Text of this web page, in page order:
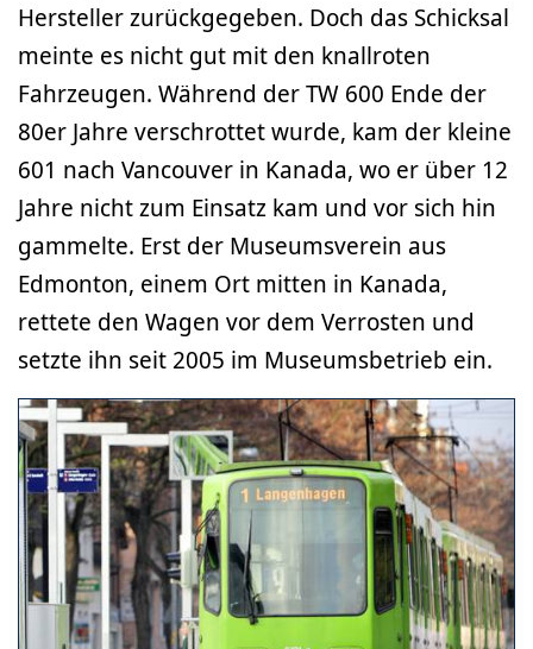
Hersteller zurückgegeben. Doch das Schicksal
meinte es nicht gut mit den knallroten
Fahrzeugen. Während der TW 600 Ende der
80er Jahre verschrottet wurde, kam der kleine
601 nach Vancouver in Kanada, wo er über 12
Jahre nicht zum Einsatz kam und vor sich hin
gammelte. Erst der Museumsverein aus
Edmonton, einem Ort mitten in Kanada,
rettete den Wagen vor dem Verrosten und
setzte ihn seit 2005 im Museumsbetrieb ein.